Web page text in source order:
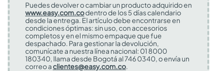
Puedes devolver o cambiar un producto adquirido en
www.easy.com.codentro de los 5 días calendario
desde la entrega. El artículo debe encontrarse en
condiciones óptimas: sin uso, con accesorios
completos y en el mismo empaque que fue
despachado. Para gestionar la devolución,
comunícate a nuestra línea nacional: 01 8000
180340, llama desde Bogotá al 746 0340, o envía un
correo aclientes@easy.com.co.